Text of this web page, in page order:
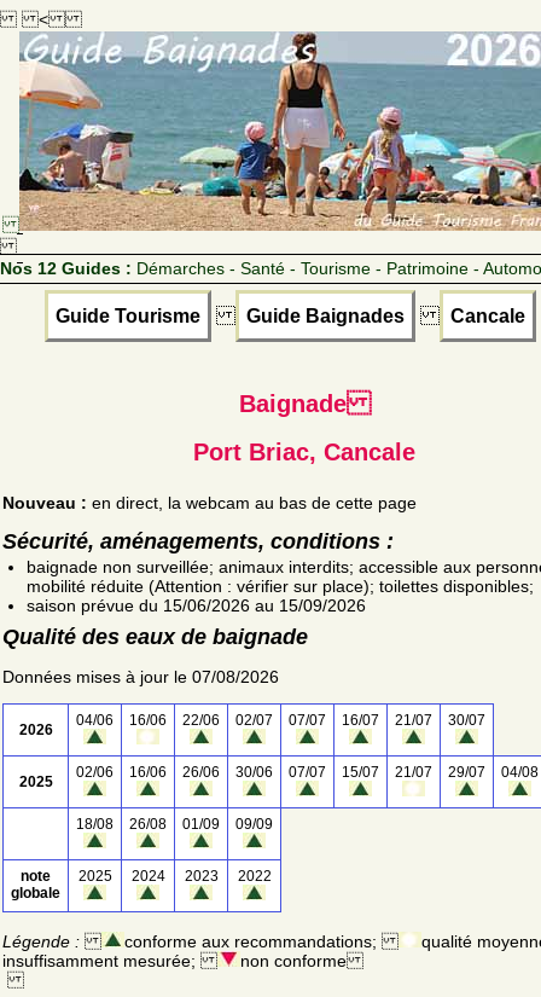
<
Nos 12 Guides : Démarches - Santé - Tourisme - Patrimoine -
Guide Tourisme Guide Baignades Cancale
Baignade
Port Briac, Cancale
Nouveau : en direct, la webcam au bas de cette page
Sécurité, aménagements, conditions :
baignade non surveillée; animaux interdits; accessible aux
mobilité réduite (Attention : vérifier sur place); toilettes disponibles;
saison prévue du 15/06/2026 au 15/09/2026
Qualité des eaux de baignade
Données mises à jour le 07/08/2026
2026
04/06 16/06 22/06 02/07 07/07 16/07 21/07 30/07
2025
02/06 16/06 26/06 30/06 07/07 15/07 21/07 29/07 04/08
18/08 26/08 01/09 09/09
note
globale
2025 2024 2023 2022
Légende : conforme aux recommandations;
qualité
insuffisamment mesurée;
non conforme